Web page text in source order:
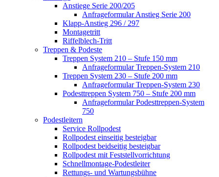
Anstiege Serie 200/205
Anfrageformular Anstieg Serie 200
Klapp-Anstieg 296 / 297
Montagetritt
Riffelblech-Tritt
Treppen & Podeste
Treppen System 210 – Stufe 150 mm
Anfrageformular Treppen-System 210
Treppen System 230 – Stufe 200 mm
Anfrageformular Treppen-System 230
Podesttreppen System 750 – Stufe 200 mm
Anfrageformular Podesttreppen-System
750
Podestleitern
Service Rollpodest
Rollpodest einseitig besteigbar
Rollpodest beidseitig besteigbar
Rollpodest mit Feststellvorrichtung
Schnellmontage-Podestleiter
Rettungs- und Wartungsbühne